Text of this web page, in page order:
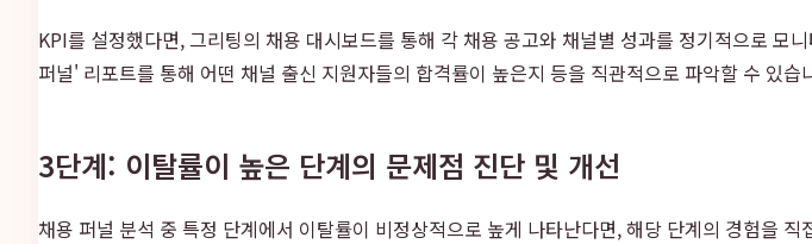
KPI를 설정했다면, 그리팅의 채용 대시보드를 통해 각 채용 공고와 채널별 성과를 정기적으로
퍼널' 리포트를 통해 어떤 채널 출신 지원자들의 합격률이 높은지 등을 직관적으로 파악할 수 있
3단계: 이탈률이 높은 단계의 문제점 진단 및 개선
채용 퍼널 분석 중 특정 단계에서 이탈률이 비정상적으로 높게 나타난다면, 해당 단계의 경험을